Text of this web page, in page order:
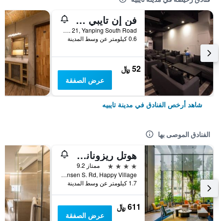
فن إن تايبي هوستل
2F, No. 21, Yanping South Road, مدينة تايبيه, تايوان
0.6 كيلومتر عن وسط المدينة
52 ﷼
عرض الصفقة
شاهد أرخص الفنادق في مدينة تايبيه
الفنادق الموصى بها
هوتل ريزونانس تايبي، تابيستري كوليكشن باي هيلتون
4 نجوم
ممتاز 9.2
No. 7 Linsen S. Rd, Happy Village, مدينة تايبيه, تايوان
1.7 كيلومتر عن وسط المدينة
611 ﷼
عرض الصفقة